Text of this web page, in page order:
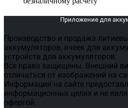
Приложение для
Производство и продажа
аккумуляторов, ячеек для
устройств для аккумуляторов.
Все права защищены. Внешний
отличаться от изображений на
Информация на сайте
информационных целях и не
офертой.